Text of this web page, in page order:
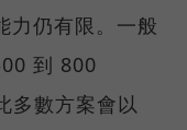
力仍有限。一般
到 800
多數方案會以